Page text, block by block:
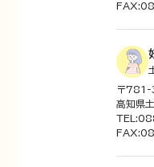
〒
高知県